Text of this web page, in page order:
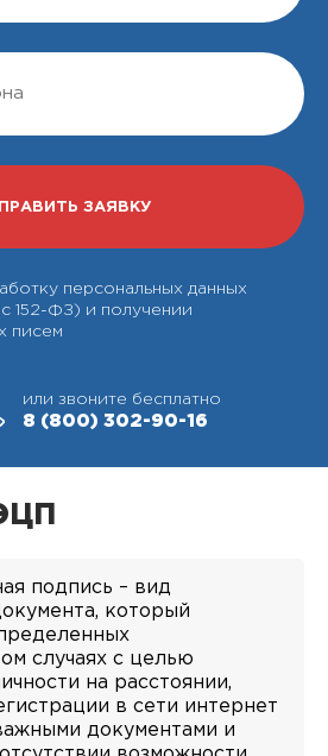
персональных данных
152-ФЗ) и получении
писем
или звоните бесплатно
8 (800) 302-90-16
подпись – вид
который
случаях с целью
на расстоянии,
в сети интернет
документами и